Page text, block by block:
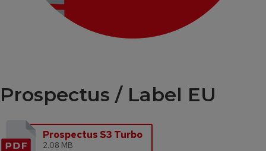
Prospectus / Label EU
Prospectus S3 Turbo
2.08 MB